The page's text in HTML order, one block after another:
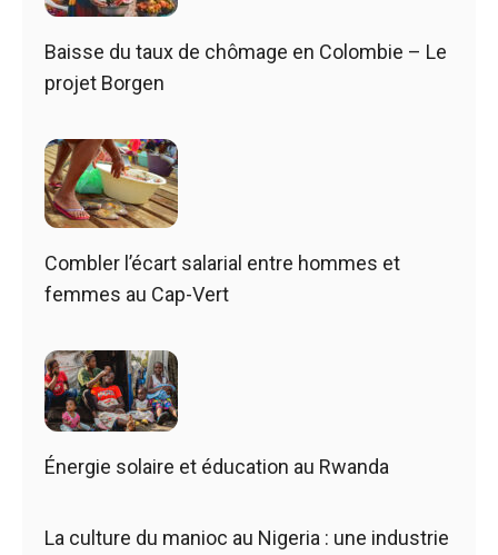
Baisse du taux de chômage en Colombie – Le
projet Borgen
Combler l’écart salarial entre hommes et
femmes au Cap-Vert
Énergie solaire et éducation au Rwanda
La culture du manioc au Nigeria : une industrie